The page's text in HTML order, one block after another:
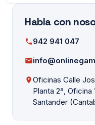
Habla con
942 941 047
Oficinas Calle
Planta 2ª, Oficina
Santander